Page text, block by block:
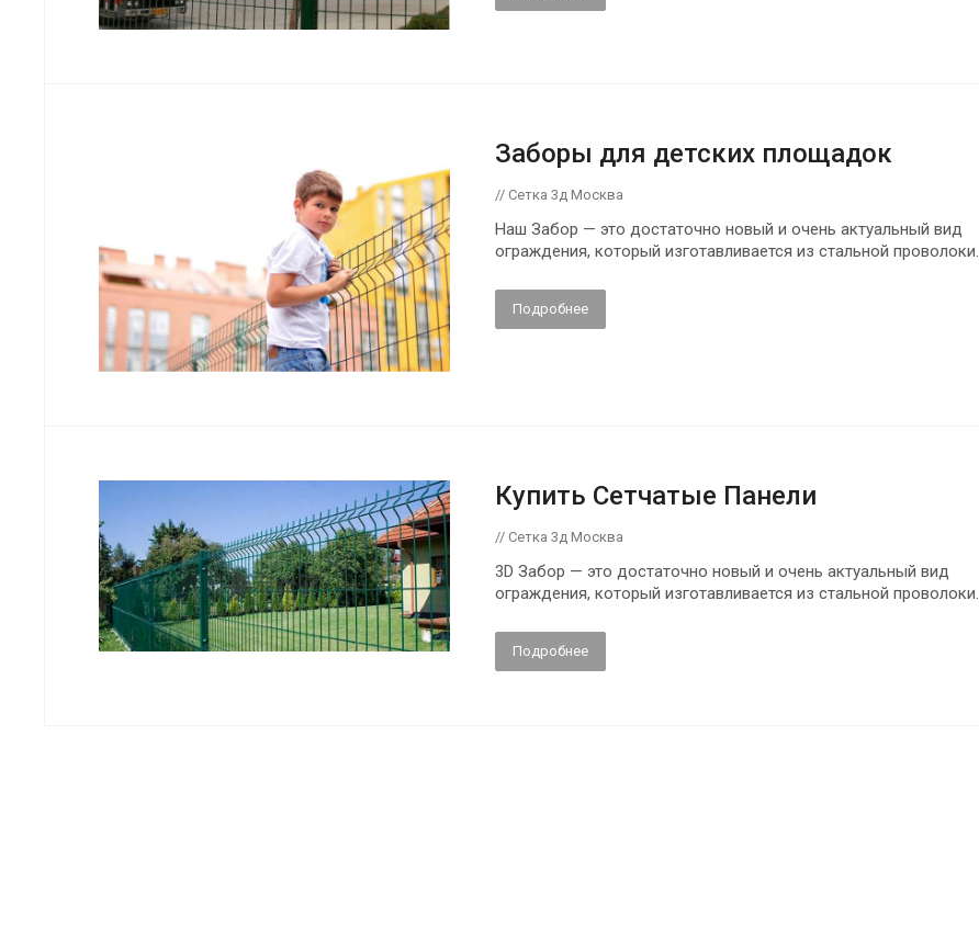
Заборы для детских площадок
// Сетка 3д Москва
Наш Забор — это достаточно новый и очень актуальный вид
ограждения, который изготавливается из стальной проволоки.
Подробнее
Купить Сетчатые Панели
// Сетка 3д Москва
3D Забор — это достаточно новый и очень актуальный вид
ограждения, который изготавливается из стальной проволоки.
Подробнее